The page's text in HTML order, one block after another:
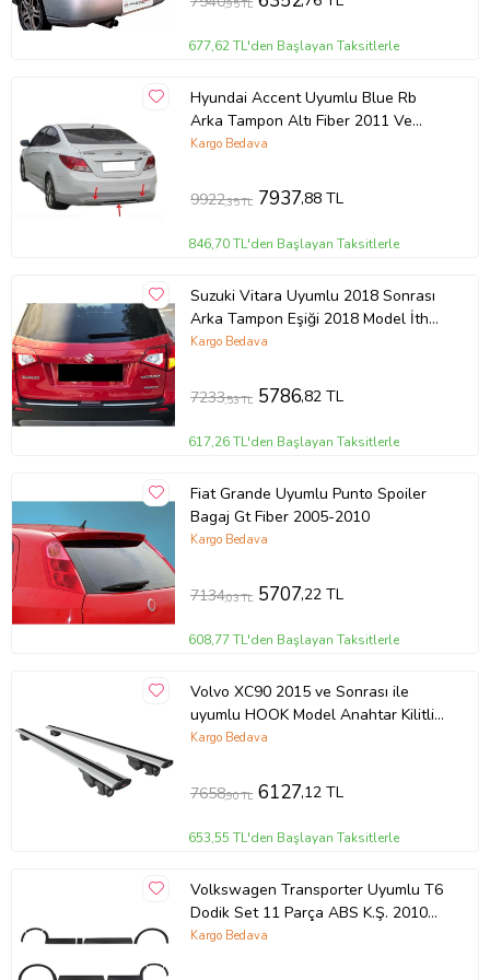
,95 TL
677,62 TL'den Başlayan Taksitlerle
Hyundai Accent Uyumlu Blue Rb
Arka Tampon Altı Fiber 2011 Ve
Sonrası
Kargo Bedava
9922,35 TL 7937,88 TL
846,70 TL'den Başlayan Taksitlerle
Suzuki Vitara Uyumlu 2018 Sonrası
Arka Tampon Eşiği 2018 Model İthal
Üründür
Kargo Bedava
7233,53 TL 5786,82 TL
617,26 TL'den Başlayan Taksitlerle
Fiat Grande Uyumlu Punto Spoiler
Bagaj Gt Fiber 2005-2010
Kargo Bedava
7134,03 TL 5707,22 TL
608,77 TL'den Başlayan Taksitlerle
Volvo XC90 2015 ve Sonrası ile
uyumlu HOOK Model Anahtar Kilitli
Ara Atkı Tavan Barı GRİ
Kargo Bedava
7658,90 TL 6127,12 TL
653,55 TL'den Başlayan Taksitlerle
Volkswagen Transporter Uyumlu T6
Dodik Set 11 Parça ABS K.Ş. 2010
2014 Model Aras
Kargo Bedava